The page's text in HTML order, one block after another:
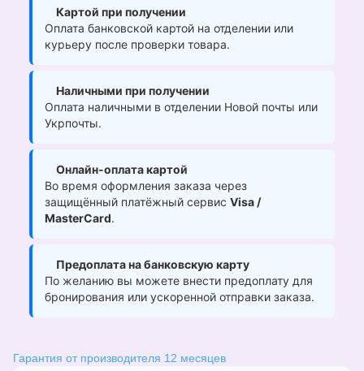
Картой при получении
Оплата банковской картой на отделении или
курьеру после проверки товара.
Наличными при получении
Оплата наличными в отделении Новой почты или
Укрпочты.
Онлайн-оплата картой
Во время оформления заказа через
защищённый платёжный сервис Visa /
MasterCard.
Предоплата на банковскую карту
По желанию вы можете внести предоплату для
бронирования или ускоренной отправки заказа.
Гарантия от производителя 12 месяцев